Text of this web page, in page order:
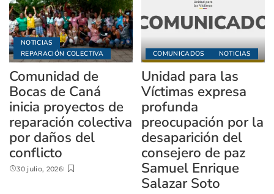
NOTICIAS
REPARACIÓN COLECTIVA
Comunidad de
Bocas de Caná
inicia proyectos de
reparación colectiva
por daños del
conflicto
30 julio, 2026
COMUNICADOS NOTICIAS
Unidad para las
Víctimas expresa
profunda
preocupación por la
desaparición del
consejero de paz
Samuel Enrique
Salazar Soto